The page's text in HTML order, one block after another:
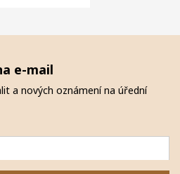
e-mail
a nových oznámení na úřední